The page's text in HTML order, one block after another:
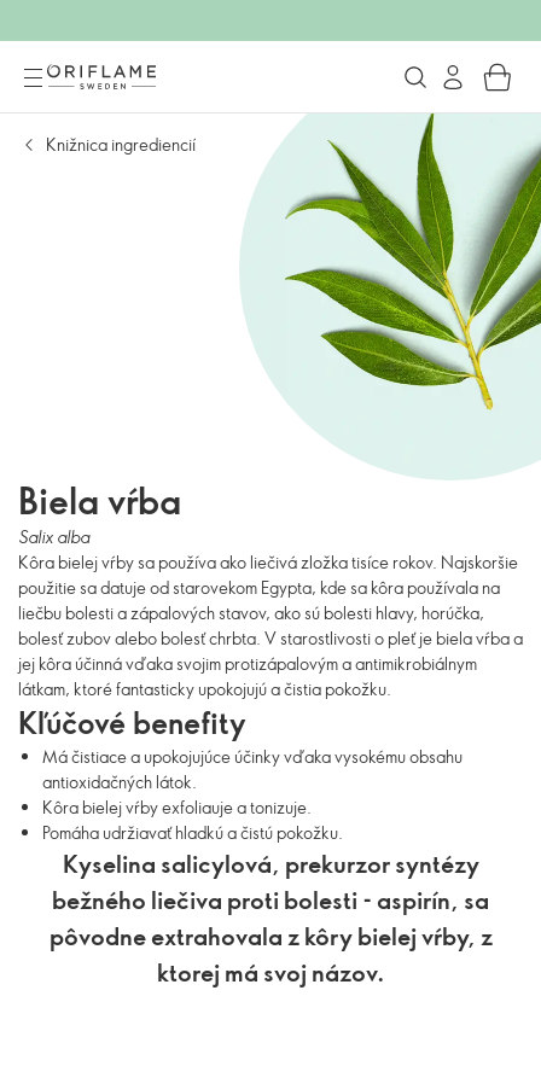
Knižnica ingrediencií
Biela vŕba
Salix alba
Kôra bielej vŕby sa používa ako liečivá zložka tisíce rokov. Najskoršie
použitie sa datuje od starovekom Egypta, kde sa kôra používala na
liečbu bolesti a zápalových stavov, ako sú bolesti hlavy, horúčka,
bolesť zubov alebo bolesť chrbta. V starostlivosti o pleť je biela vŕba a
jej kôra účinná vďaka svojim protizápalovým a antimikrobiálnym
látkam, ktoré fantasticky upokojujú a čistia pokožku.
Kľúčové benefity
Má čistiace a upokojujúce účinky vďaka vysokému obsahu
antioxidačných látok.
Kôra bielej vŕby exfoliauje a tonizuje.
Pomáha udržiavať hladkú a čistú pokožku.
Kyselina salicylová, prekurzor syntézy
bežného liečiva proti bolesti - aspirín, sa
pôvodne extrahovala z kôry bielej vŕby, z
ktorej má svoj názov.